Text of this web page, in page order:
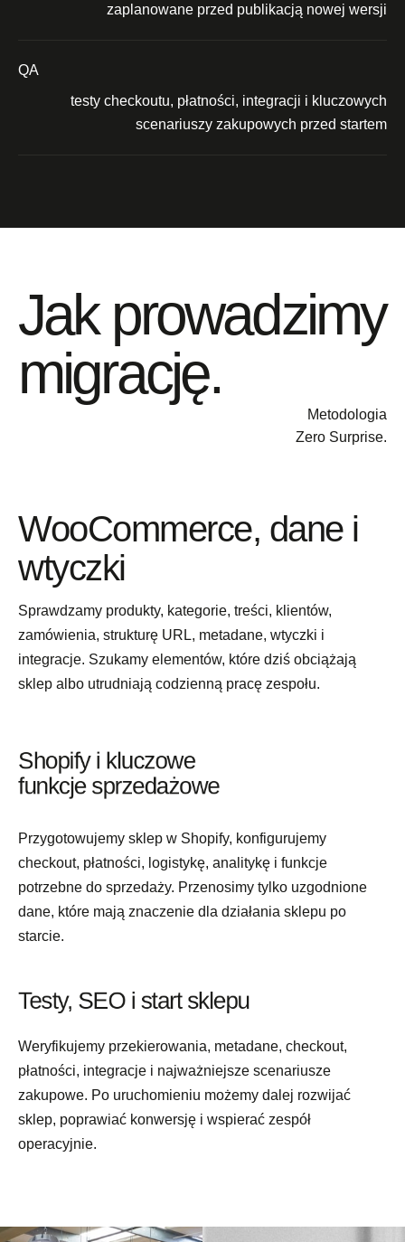
zaplanowane przed publikacją nowej wersji
QA
testy checkoutu, płatności, integracji i kluczowych
scenariuszy zakupowych przed startem
Jak prowadzimy
migrację.
Metodologia
Zero Surprise.
WooCommerce, dane i
wtyczki
Sprawdzamy produkty, kategorie, treści, klientów,
zamówienia, strukturę URL, metadane, wtyczki i
integracje. Szukamy elementów, które dziś obciążają
sklep albo utrudniają codzienną pracę zespołu.
Shopify i kluczowe
funkcje sprzedażowe
Przygotowujemy sklep w Shopify, konfigurujemy
checkout, płatności, logistykę, analitykę i funkcje
potrzebne do sprzedaży. Przenosimy tylko uzgodnione
dane, które mają znaczenie dla działania sklepu po
starcie.
Testy, SEO i start sklepu
Weryfikujemy przekierowania, metadane, checkout,
płatności, integracje i najważniejsze scenariusze
zakupowe. Po uruchomieniu możemy dalej rozwijać
sklep, poprawiać konwersję i wspierać zespół
operacyjnie.